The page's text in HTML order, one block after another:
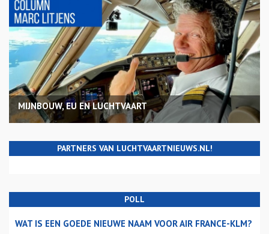
MIJNBOUW, EU EN LUCHTVAART
PARTNERS VAN LUCHTVAARTNIEUWS.NL!
POLL
WAT IS EEN GOEDE NIEUWE NAAM VOOR AIR FRANCE-KLM?